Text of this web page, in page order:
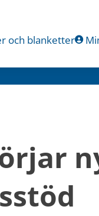
och blanketter